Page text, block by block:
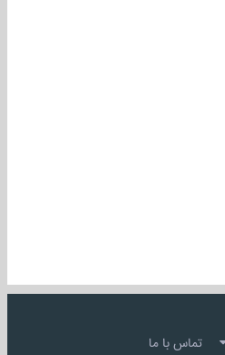
تماس با ما